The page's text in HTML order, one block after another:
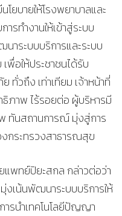
ยบายให้โรงพยาบาลและ
รทำงานให้เข้าสู่ระบบ
าระบบบริการและระบบ
พื่อให้ประชาชนได้รับ
วถึง เท่าเทียม เจ้าหน้าที่
ภาพ ไร้รอยต่อ ผู้บริหารมี
ทันสถานการณ์ มุ่งสู่การ
กระทรวงสาธารณสุข
พทย์ปิยะสกล กล่าวต่อว่า
งเน้นพัฒนาระบบบริการให้
รนำเทคโนโลยีปัญญา